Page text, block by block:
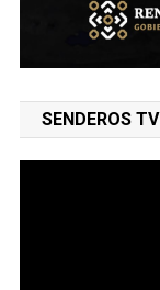
SENDEROS TV